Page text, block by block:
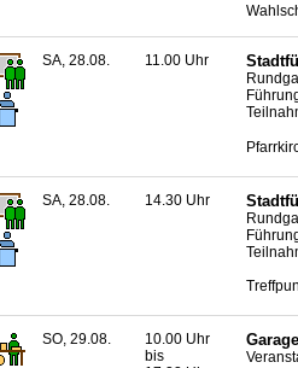
SA, 28.08. 11.00 Uhr
SA, 28.08. 14.30 Uhr
SO, 29.08.
10.00 Uhr
bis